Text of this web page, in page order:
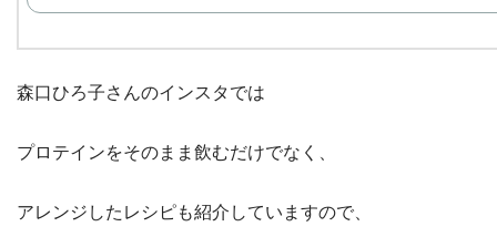
森口ひろ子さんのインスタでは
プロテインをそのまま飲むだけでなく、
アレンジしたレシピも紹介していますので、